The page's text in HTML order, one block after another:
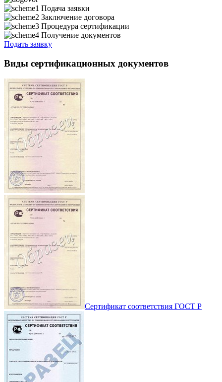
Подача заявки
Заключение договора
Процедура сертификации
Получение документов
Подать заявку
Виды сертификационных документов
Сертификат соответствия ГОСТ Р